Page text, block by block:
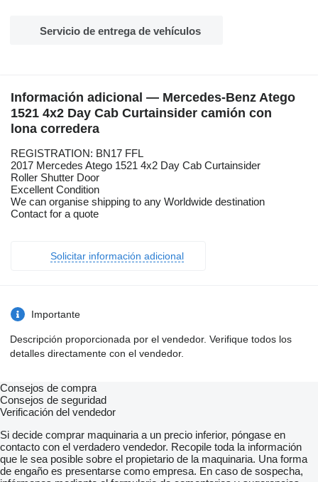
Servicio de entrega de vehículos
Información adicional — Mercedes-Benz Atego
1521 4x2 Day Cab Curtainsider camión con
lona corredera
REGISTRATION: BN17 FFL
2017 Mercedes Atego 1521 4x2 Day Cab Curtainsider
Roller Shutter Door
Excellent Condition
We can organise shipping to any Worldwide destination
Contact for a quote
Solicitar información adicional
Importante
Descripción proporcionada por el vendedor. Verifique todos los
detalles directamente con el vendedor.
Consejos de compra
Consejos de seguridad
Verificación del vendedor
Si decide comprar maquinaria a un precio inferior, póngase en
contacto con el verdadero vendedor. Recopile toda la información
que le sea posible sobre el propietario de la maquinaria. Una forma
de engaño es presentarse como empresa. En caso de sospecha,